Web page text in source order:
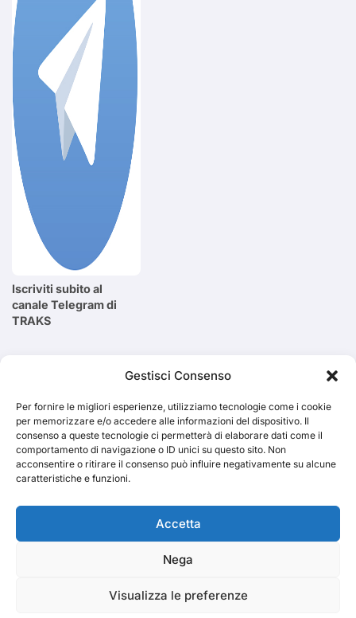
Gestisci Consenso
Per fornire le migliori esperienze, utilizziamo tecnologie come i cookie
per memorizzare e/o accedere alle informazioni del dispositivo. Il
consenso a queste tecnologie ci permetterà di elaborare dati come il
comportamento di navigazione o ID unici su questo sito. Non
acconsentire o ritirare il consenso può influire negativamente su alcune
caratteristiche e funzioni.
Accetta
Nega
Visualizza le preferenze
Iscriviti subito al
canale Telegram di
TRAKS
Cerca
TRAKS
Dal 2014 musica indipendente ed emergente